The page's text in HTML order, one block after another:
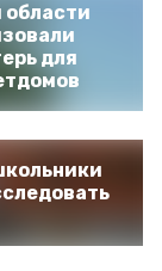
области
для